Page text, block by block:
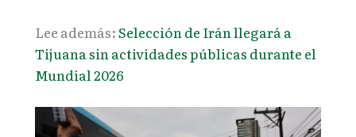
Lee además:Selección de Irán llegará a
Tijuana sin actividades públicas durante el
Mundial 2026